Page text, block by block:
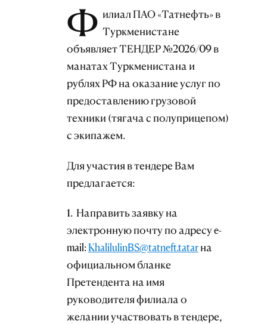
Ф илиал ПАО «Татнефть» в
Туркменистане
объявляет ТЕНДЕР №2026/09 в
манатах Туркменистана и
рублях РФ на оказание услуг по
предоставлению грузовой
техники (тягача с полуприцепом)
с экипажем.
Для участия в тендере Вам
предлагается:
1. Направить заявку на
электронную почту по адресу e-
mail:KhalilulinBS@tatneft.tatarна
официальном бланке
Претендента на имя
руководителя филиала о
желании участвовать в тендере,